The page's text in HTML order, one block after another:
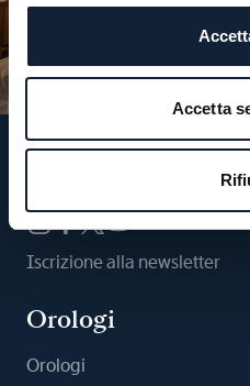
Accetta
Iscrizione alla newsletter
Orologi
Orologi